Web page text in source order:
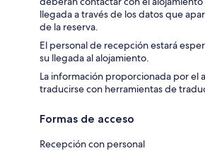
llegada a través de los datos que
de la reserva.
El personal de recepción estará
su llegada al alojamiento.
La información proporcionada por el
traducirse con herramientas de
Formas de acceso
Recepción con personal